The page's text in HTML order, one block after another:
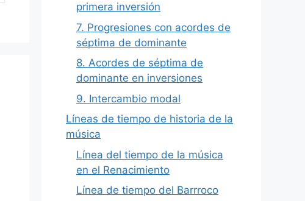
primera inversión
7. Progresiones con acordes de
séptima de dominante
8. Acordes de séptima de
dominante en inversiones
9. Intercambio modal
Líneas de tiempo de historia de la
música
Línea del tiempo de la música
en el Renacimiento
Línea de tiempo del Barrroco